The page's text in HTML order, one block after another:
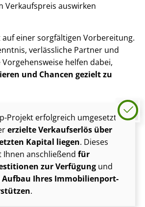
Verkaufspreis auswirken
einer sorgfältigen Vorbereitung.
verlässliche Partner und
helfen dabei,
und Chancen gezielt zu
Projekt erfolgreich umgesetzt
erzielte Verkaufserlös über
Kapital liegen. Dieses
Ihnen anschließend für
zur Verfügung und
Aufbau Ihres Im­mo­bi­li­en­port­
.